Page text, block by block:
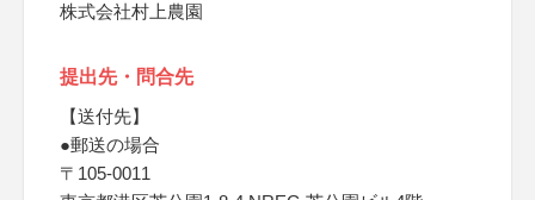
株式会社村上農園
提出先・問合先
【送付先】
●郵送の場合
〒105-0011